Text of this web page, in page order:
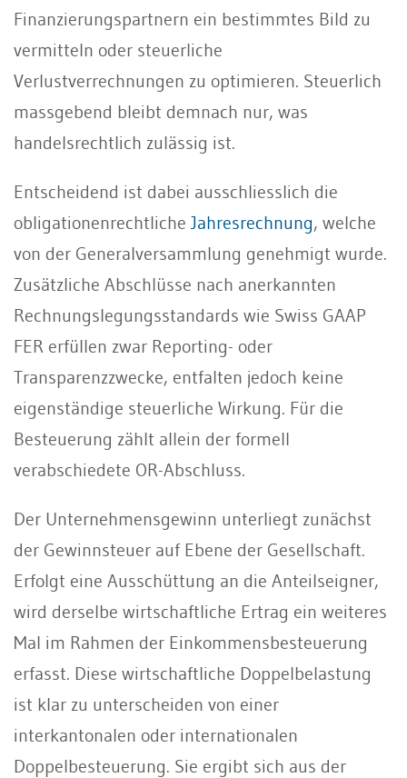
Finanzierungspartnern ein bestimmtes Bild zu
vermitteln oder steuerliche
Verlustverrechnungen zu optimieren. Steuerlich
massgebend bleibt demnach nur, was
handelsrechtlich zulässig ist.
Entscheidend ist dabei ausschliesslich die
obligationenrechtliche Jahresrechnung, welche
von der Generalversammlung genehmigt wurde.
Zusätzliche Abschlüsse nach anerkannten
Rechnungslegungsstandards wie Swiss GAAP
FER erfüllen zwar Reporting- oder
Transparenzzwecke, entfalten jedoch keine
eigenständige steuerliche Wirkung. Für die
Besteuerung zählt allein der formell
verabschiedete OR-Abschluss.
Der Unternehmensgewinn unterliegt zunächst
der Gewinnsteuer auf Ebene der Gesellschaft.
Erfolgt eine Ausschüttung an die Anteilseigner,
wird derselbe wirtschaftliche Ertrag ein weiteres
Mal im Rahmen der Einkommensbesteuerung
erfasst. Diese wirtschaftliche Doppelbelastung
ist klar zu unterscheiden von einer
interkantonalen oder internationalen
Doppelbesteuerung. Sie ergibt sich aus der